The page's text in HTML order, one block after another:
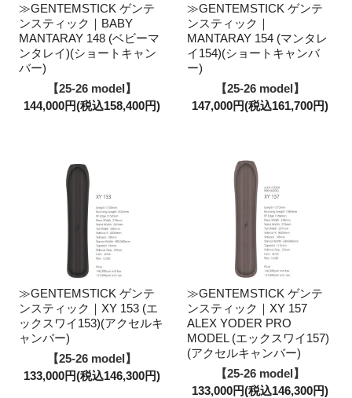
≫GENTEMSTICK ゲンテ
ンスティック｜BABY
MANTARAY 148 (ベビーマ
ンタレイ)(ショートキャン
バー)
【25-26 model】
144,000円(税込158,400円)
≫GENTEMSTICK ゲンテ
ンスティック｜
MANTARAY 154 (マンタレ
イ154)(ショートキャンバ
ー)
【25-26 model】
147,000円(税込161,700円)
≫GENTEMSTICK ゲンテ
ンスティック｜XY 153 (エ
ックスワイ153)(アクセルキ
ャンバー)
【25-26 model】
133,000円(税込146,300円)
≫GENTEMSTICK ゲンテ
ンスティック｜XY 157
ALEX YODER PRO
MODEL (エックスワイ157)
(アクセルキャンバー)
【25-26 model】
133,000円(税込146,300円)